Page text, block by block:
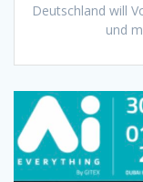
Deutschland will
und